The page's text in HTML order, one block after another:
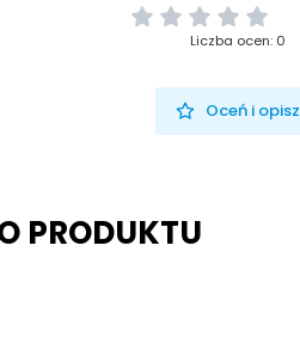
Liczba ocen: 0
Oceń i opisz
PRODUKTU